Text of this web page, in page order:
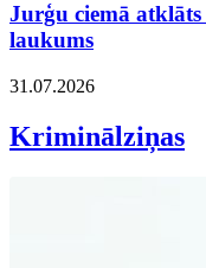
Jurģu ciemā
laukums
31.07.2026
Kriminālziņas